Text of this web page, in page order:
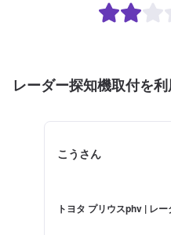
レーダー探知機取付を
こうさん
トヨタ プリウスphv | レ